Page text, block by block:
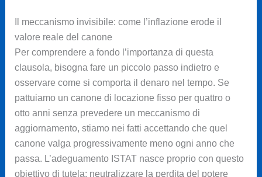
Il meccanismo invisibile: come l’inflazione erode il
valore reale del canone
Per comprendere a fondo l’importanza di questa
clausola, bisogna fare un piccolo passo indietro e
osservare come si comporta il denaro nel tempo. Se
pattuiamo un canone di locazione fisso per quattro o
otto anni senza prevedere un meccanismo di
aggiornamento, stiamo nei fatti accettando che quel
canone valga progressivamente meno ogni anno che
passa. L’adeguamento ISTAT nasce proprio con questo
obiettivo di tutela: neutralizzare la perdita del potere